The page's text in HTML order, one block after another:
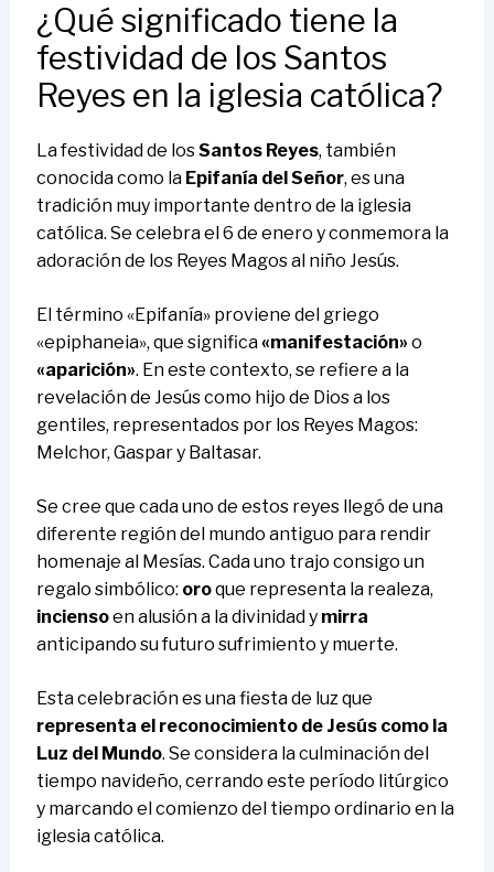
¿Qué significado tiene la
festividad de los Santos
Reyes en la iglesia católica?
La festividad de losSantos Reyes, también
conocida como la Epifanía del Señor, es una
tradición muy importante dentro de la iglesia
católica. Se celebra el 6 de enero y conmemora la
adoración de los Reyes Magos al niño Jesús.
El término «Epifanía» proviene del griego
«epiphaneia», que significa«manifestación» o
«aparición». En este contexto, se refiere a la
revelación de Jesús como hijo de Dios a los
gentiles, representados por los Reyes Magos:
Melchor, Gaspar y Baltasar.
Se cree que cada uno de estos reyes llegó de una
diferente región del mundo antiguo para rendir
homenaje al Mesías. Cada uno trajo consigo un
regalo simbólico: oroque representa la realeza,
inciensoen alusión a la divinidad y mirra
anticipando su futuro sufrimiento y muerte.
Esta celebración es una fiesta de luz que
representa el reconocimiento de Jesús como la
Luz del Mundo. Se considera la culminación del
tiempo navideño, cerrando este período litúrgico
y marcando el comienzo del tiempo ordinario en la
iglesia católica.